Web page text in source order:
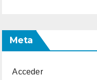
Meta
Acceder